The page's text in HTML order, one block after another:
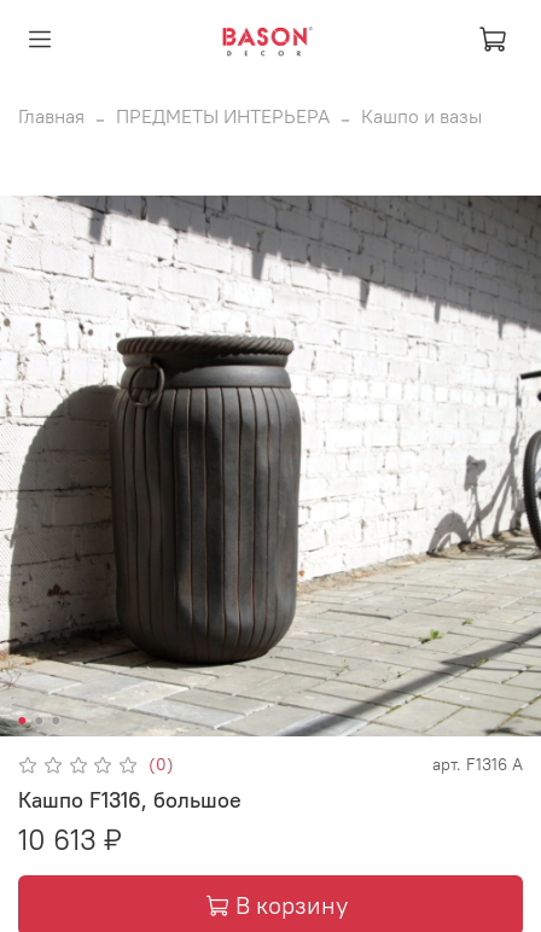
Главная ПРЕДМЕТЫ ИНТЕРЬЕРА Кашпо и вазы
(0) арт. F1316 A
Кашпо F1316, большое
10 613 ₽
В корзину